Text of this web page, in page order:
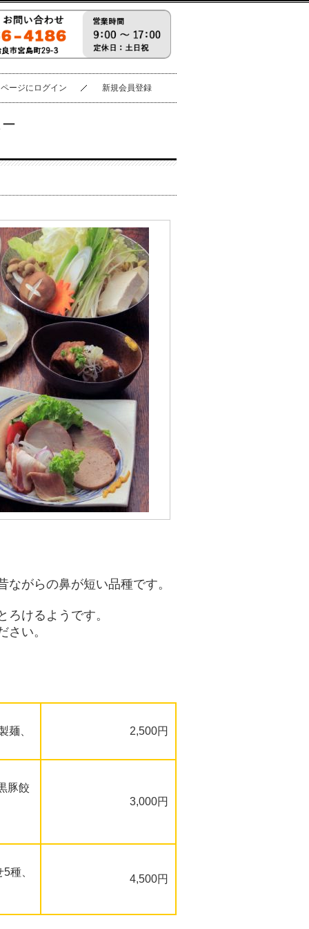
ージにログイン 新規会員登録
がらの鼻が短い品種です。
けるようです。
い。
、
2,500円
豚餃
3,000円
種、
4,500円